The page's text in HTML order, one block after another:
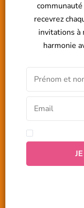
recevrez
invitations à
harmonie